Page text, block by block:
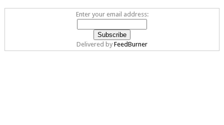
Enter your email address:
Delivered by FeedBurner